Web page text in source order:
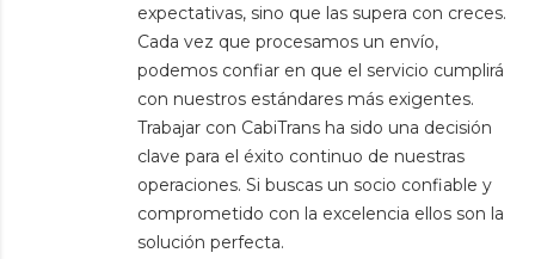
expectativas, sino que las supera con creces.
Cada vez que procesamos un envío,
podemos confiar en que el servicio cumplirá
con nuestros estándares más exigentes.
Trabajar con CabiTrans ha sido una decisión
clave para el éxito continuo de nuestras
operaciones. Si buscas un socio confiable y
comprometido con la excelencia ellos son la
solución perfecta.